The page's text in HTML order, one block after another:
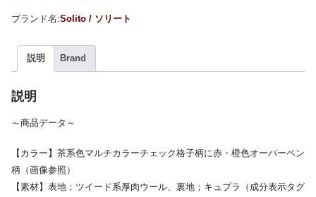
Solito / ソリート
説明 Brand
説明
～商品データ～
【カラー】茶系色マルチカラーチェック格子柄に赤・橙色オーバーペン
柄（画像参照）
【素材】表地；ツイード系厚肉ウール、裏地；キュプラ（成分表示タグ